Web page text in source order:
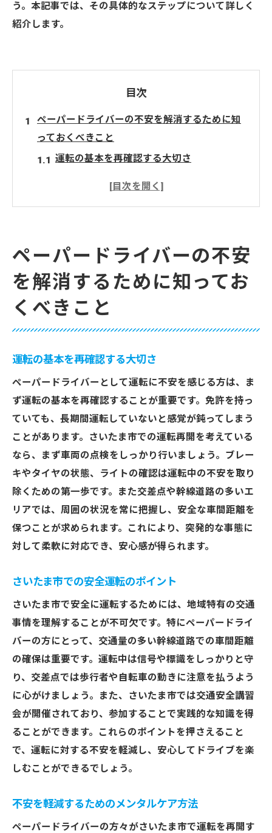
う。本記事では、その具体的なステップについて詳しく
紹介します。
目次
ペーパードライバーの不安を解消するために知
っておくべきこと
運転の基本を再確認する大切さ
さいたま市での安全運転のポイント
ペーパードライバー向けサポートサービス
の利用法
さいたま市で運転再開への第一歩を踏み出そう
交通量の多い地域での安全運転のコツ
運転技術を向上させるためのステップ
プロの指導を受けるメリットとその活用法
運転習慣を取り戻すための効果的な方法
安全運転の基本を押さえて安心感を高める方法
安全運転のための基礎知識
事故を未然に防ぐための注意点
運転計画を立てる重要性
車両のメンテナンスと安全性の確保
道路状況に応じた運転技術の調整
プロの指導による危険予測スキルの習得
危険予測の重要性とその基礎
実際の交通状況を用いた予測練習
インストラクターから学ぶ危険予測技術
リアルなシミュレーションでスキルを磨く
危機回避能力を向上させる練習法
危険予測スキルの向上による安心感の増加
車両間隔を把握して安心感を得るための練習法
車両間隔の重要性とその測定法
安全な車間距離を保つためのテクニック
実地練習で車両間隔を体感する方法
ペーパードライバーの不安
を解消するために知ってお
くべきこと
運転の基本を再確認する大切さ
ペーパードライバーとして運転に不安を感じる方は、ま
ず運転の基本を再確認することが重要です。免許を持っ
ていても、長期間運転していないと感覚が鈍ってしまう
ことがあります。さいたま市での運転再開を考えている
なら、まず車両の点検をしっかり行いましょう。ブレー
キやタイヤの状態、ライトの確認は運転中の不安を取り
除くための第一歩です。また交差点や幹線道路の多いエ
リアでは、周囲の状況を常に把握し、安全な車間距離を
保つことが求められます。これにより、突発的な事態に
対して柔軟に対応でき、安心感が得られます。
さいたま市での安全運転のポイント
さいたま市で安全に運転するためには、地域特有の交通
事情を理解することが不可欠です。特にペーパードライ
バーの方にとって、交通量の多い幹線道路での車間距離
の確保は重要です。運転中は信号や標識をしっかりと守
り、交差点では歩行者や自転車の動きに注意を払うよう
に心がけましょう。また、さいたま市では交通安全講習
会が開催されており、参加することで実践的な知識を得
ることができます。これらのポイントを押さえること
で、運転に対する不安を軽減し、安心してドライブを楽
しむことができるでしょう。
不安を軽減するためのメンタルケア方法
ペーパードライバーの方々がさいたま市で運転を再開す